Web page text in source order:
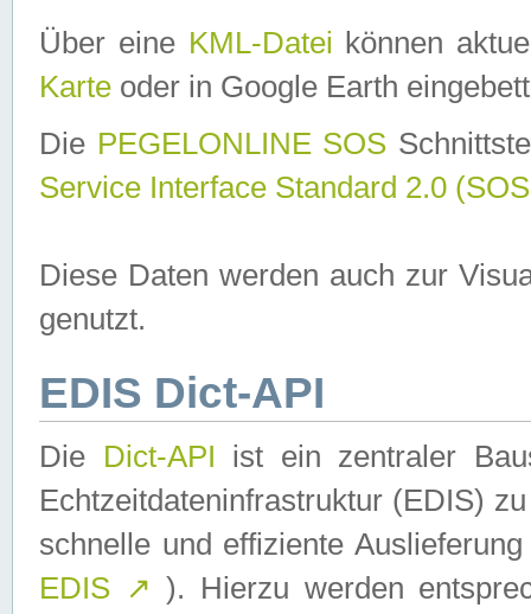
Über eine KML-Datei können
Karte oder in Google Earth
Die PEGELONLINE SOS
Service Interface Standard 2.0
Diese Daten werden auch zur
genutzt.
EDIS Dict-API
Die Dict-API ist ein zentraler
Echtzeitdateninfrastruktur (EDIS)
schnelle und effiziente
EDIS ↗ ). Hierzu werden